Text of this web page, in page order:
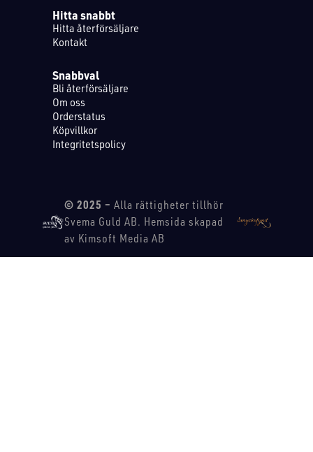
Hitta snabbt
Hitta återförsäljare
Kontakt
Snabbval
Bli återförsäljare
Om oss
Orderstatus
Köpvillkor
Integritetspolicy
© 2025 – Alla rättigheter tillhör
Svema Guld AB. Hemsida skapad
av Kimsoft Media AB